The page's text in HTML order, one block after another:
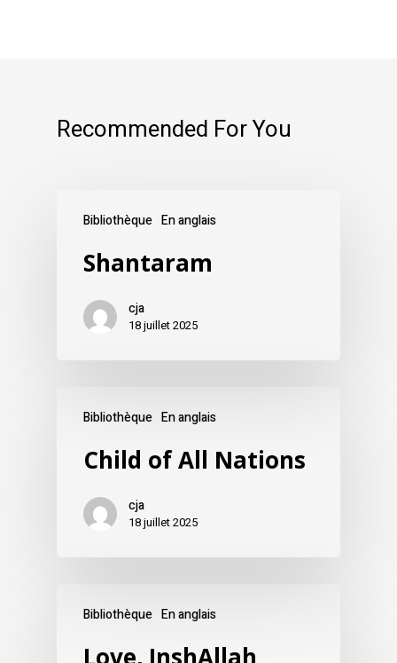
Recommended For You
Bibliothèque En anglais
Shantaram
cja
18 juillet 2025
Bibliothèque En anglais
Child of All Nations
cja
18 juillet 2025
Bibliothèque En anglais
Love, InshAllah